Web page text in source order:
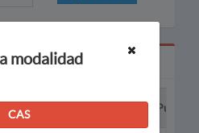
Puesto
modalidad
CAS